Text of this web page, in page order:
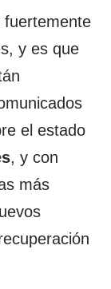
fuertemente
y es que
el estado
, y con
más